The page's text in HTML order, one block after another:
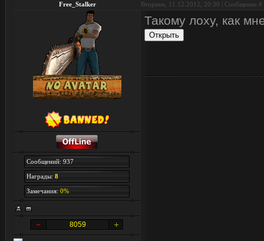
Free_Stalker Вторник, 11.12.2012, 20:30 | Сообщение #
Сообщений: 937
Награды: 8
Замечания: 0%
8059
Такому лоху, как